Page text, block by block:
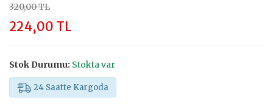
320,00 TL
224,00 TL
Stok Durumu: Stokta var
24 Saatte Kargoda